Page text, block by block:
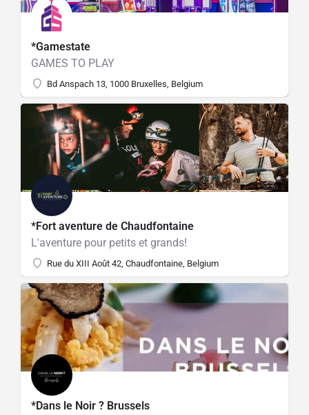
*Gamestate
GAMES TO PLAY
Bd Anspach 13, 1000 Bruxelles, Belgium
*Fort aventure de Chaudfontaine
L'aventure pour petits et grands!
Rue du XIII Août 42, Chaudfontaine, Belgium
*Dans le Noir ? Brussels